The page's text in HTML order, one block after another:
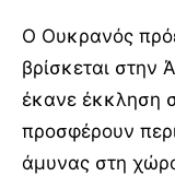
Ο Ουκρανός
βρίσκεται στην
έκανε έκκληση
προσφέρουν
άμυνας στη